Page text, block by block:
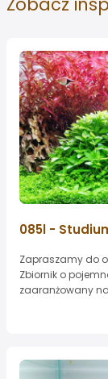
085l -
Zapraszamy do
Zbiornik o
zaaranżowany na